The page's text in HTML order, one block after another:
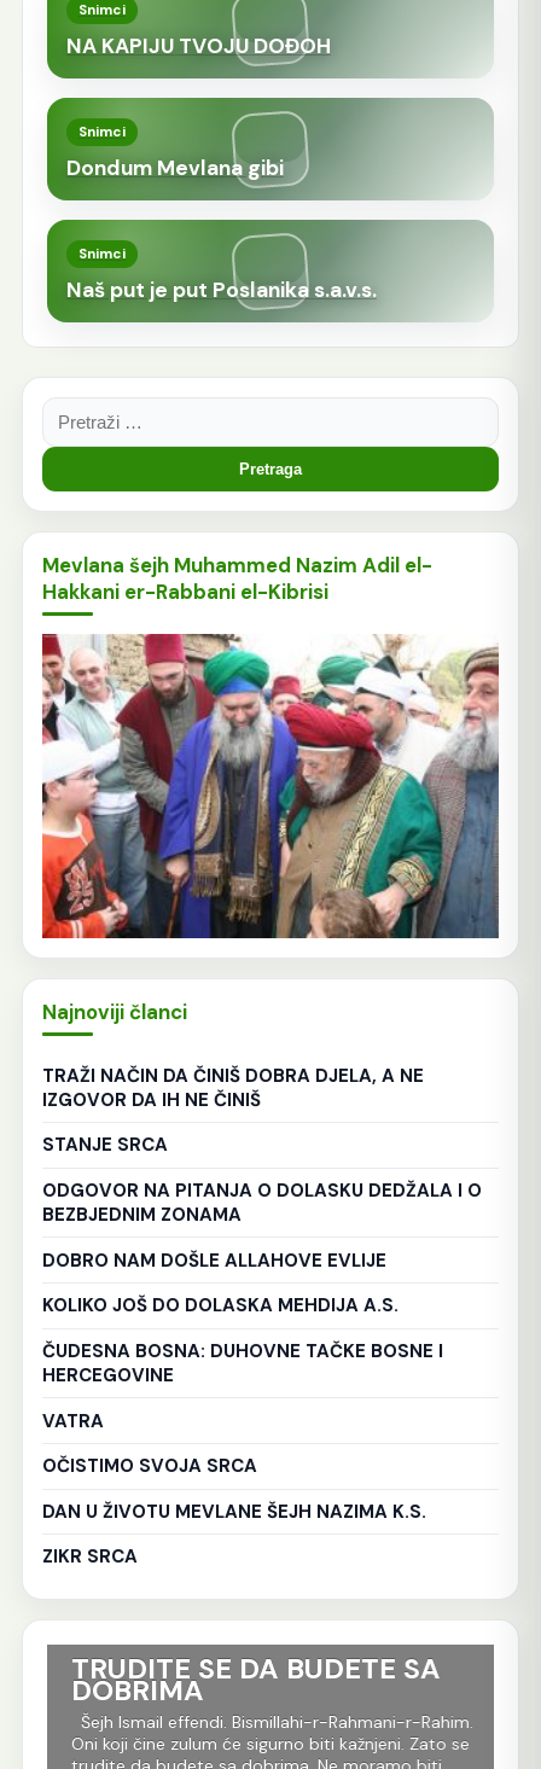
Snimci
NA KAPIJU TVOJU DOĐOH
Snimci
Dondum Mevlana gibi
Snimci
Naš put je put Poslanika s.a.v.s.
Pretraga:
Mevlana šejh Muhammed Nazim Adil el-
Hakkani er-Rabbani el-Kibrisi
Najnoviji članci
TRAŽI NAČIN DA ČINIŠ DOBRA DJELA, A NE
IZGOVOR DA IH NE ČINIŠ
STANJE SRCA
ODGOVOR NA PITANJA O DOLASKU DEDŽALA I O
BEZBJEDNIM ZONAMA
DOBRO NAM DOŠLE ALLAHOVE EVLIJE
KOLIKO JOŠ DO DOLASKA MEHDIJA A.S.
ČUDESNA BOSNA: DUHOVNE TAČKE BOSNE I
HERCEGOVINE
VATRA
OČISTIMO SVOJA SRCA
DAN U ŽIVOTU MEVLANE ŠEJH NAZIMA K.S.
ZIKR SRCA
TRUDITE SE DA BUDETE SA
DOBRIMA
Šejh Ismail effendi. Bismillahi-r-Rahmani-r-Rahim.
Oni koji čine zulum će sigurno biti kažnjeni. Zato se